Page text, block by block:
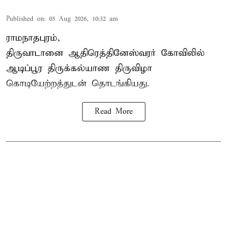
Published on: 05 Aug 2026, 10:32 am
ராமநாதபுரம்,
திருவாடானை ஆதிரெத்தினேஸ்வரர் கோவிலில்
ஆடிப்பூர திருக்கல்யாண திருவிழா
கொடியேற்றத்துடன் தொடங்கியது.
Read More